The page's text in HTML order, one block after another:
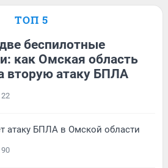
ТОП 5
беспилотные
как Омская область
вторую атаку БПЛА
22
атаку БПЛА в Омской области
90